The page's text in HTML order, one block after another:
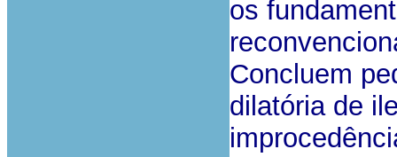
os
Concluem
dilatória de